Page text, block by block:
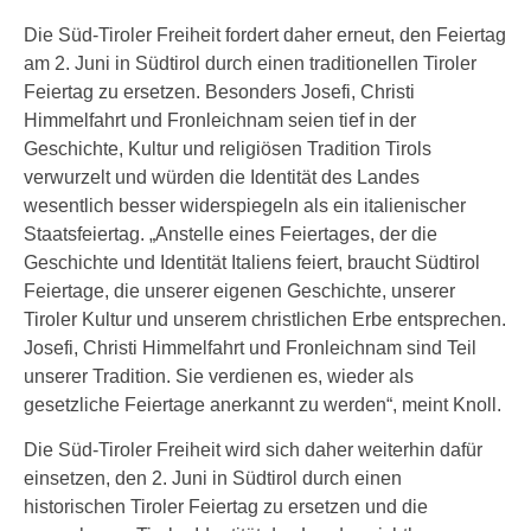
Die Süd-Tiroler Freiheit fordert daher erneut, den Feiertag
am 2. Juni in Südtirol durch einen traditionellen Tiroler
Feiertag zu ersetzen. Besonders Josefi, Christi
Himmelfahrt und Fronleichnam seien tief in der
Geschichte, Kultur und religiösen Tradition Tirols
verwurzelt und würden die Identität des Landes
wesentlich besser widerspiegeln als ein italienischer
Staatsfeiertag. „Anstelle eines Feiertages, der die
Geschichte und Identität Italiens feiert, braucht Südtirol
Feiertage, die unserer eigenen Geschichte, unserer
Tiroler Kultur und unserem christlichen Erbe entsprechen.
Josefi, Christi Himmelfahrt und Fronleichnam sind Teil
unserer Tradition. Sie verdienen es, wieder als
gesetzliche Feiertage anerkannt zu werden“, meint Knoll.
Die Süd-Tiroler Freiheit wird sich daher weiterhin dafür
einsetzen, den 2. Juni in Südtirol durch einen
historischen Tiroler Feiertag zu ersetzen und die